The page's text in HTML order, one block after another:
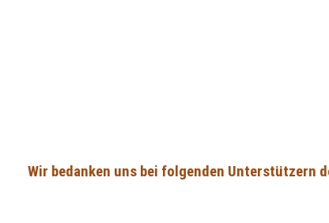
Wir bedanken uns bei folgenden Unterstützern